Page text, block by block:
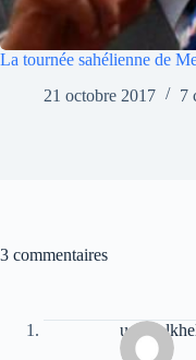
La tournée sahélienne de
21 octobre 2017
7
3 commentaires
uchen